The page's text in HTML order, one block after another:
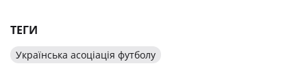
ТЕГИ
Українська асоціація футболу